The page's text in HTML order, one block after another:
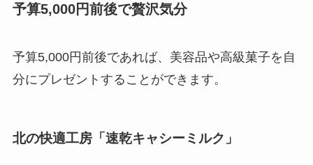
予算5,000円前後で贅沢気分
予算5,000円前後であれば、美容品や高級菓子を自
分にプレゼントすることができます。
北の快適工房「速乾キャシーミルク」